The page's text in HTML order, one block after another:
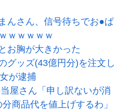
んさん、信号待ちでお●ぱ
ｗｗｗｗｗ
お胸が大きかった
グッズ(43億円分)を注文し
が逮捕
屋さん「申し訳ないが消
商品代を値上げするわ」